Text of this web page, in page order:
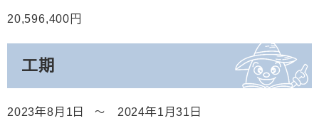
20,596,400
工期
2023年8月1日 2024年1月31日